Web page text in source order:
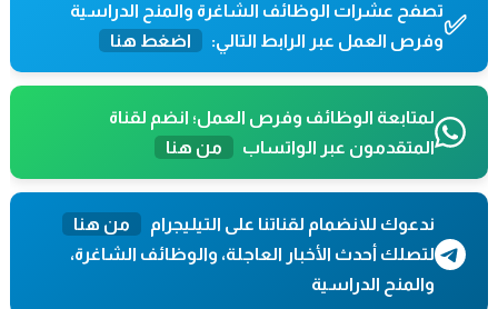
✅تصفح عشرات الوظائف الشاغرة والمنح الدراسية
وفرص العمل عبر الرابط التالي:
اضغط هنا
لمتابعة الوظائف وفرص العمل؛ انضم لقناة
المتقدمون عبر الواتساب
من هنا
ندعوك للانضمام لقناتنا على التيليجرام
من هنا
لتصلك أحدث الأخبار العاجلة، والوظائف الشاغرة،
والمنح الدراسية